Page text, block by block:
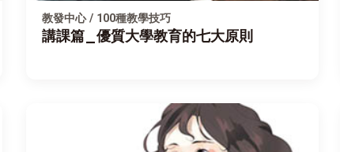
教發中心 / 100種教學技巧
講課篇_優質大學教育的七大原則